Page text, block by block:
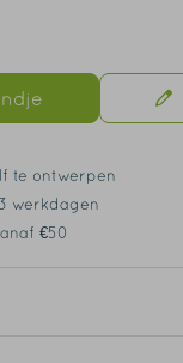
te ontwerpen
werkdagen
€50